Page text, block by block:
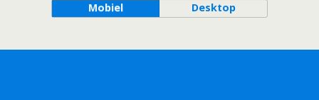
Mobiel Desktop